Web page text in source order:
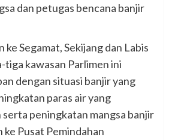
dan petugas bencana banjir
Segamat, Sekijang dan Labis
tiga kawasan Parlimen ini
dengan situasi banjir yang
paras air yang
serta peningkatan mangsa banjir
Pusat Pemindahan